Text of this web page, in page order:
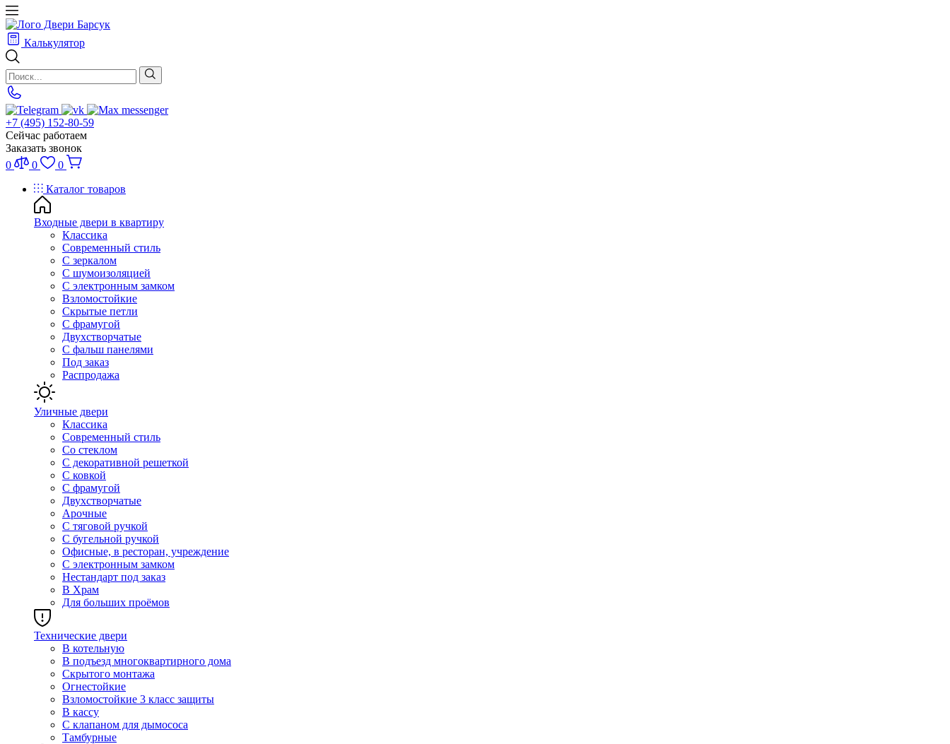
Калькулятор
+7 (495) 152-80-59
Сейчас работаем
Заказать звонок
0
0
0
Каталог товаров
Входные двери в квартиру
Классика
Современный стиль
С зеркалом
С шумоизоляцией
С электронным замком
Взломостойкие
Скрытые петли
С фрамугой
Двухстворчатые
С фальш панелями
Под заказ
Распродажа
Уличные двери
Классика
Современный стиль
Со стеклом
С декоративной решеткой
С ковкой
С фрамугой
Двухстворчатые
Арочные
С тяговой ручкой
С бугельной ручкой
Офисные, в ресторан, учреждение
С электронным замком
Нестандарт под заказ
В Храм
Для больших проёмов
Технические двери
В котельную
В подъезд многоквартирного дома
Скрытого монтажа
Огнестойкие
Взломостойкие 3 класс защиты
В кассу
С клапаном для дымососа
Тамбурные